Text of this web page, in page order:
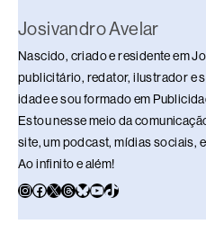
Josivandro Avelar
Nascido, criado e residente em
publicitário, redator, ilustrador e
idade e sou formado em
Estou nesse meio da
site, um podcast, mídias sociais,
Ao infinito e além!